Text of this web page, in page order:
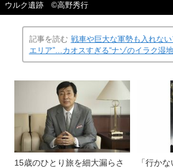
ウルク遺跡 ©高野秀行
記事を読む 戦車や巨大な軍勢も入れない
エリア”…カオスすぎる“ナゾのイラク湿
15歳のひとり旅を細大漏らさ
「行か